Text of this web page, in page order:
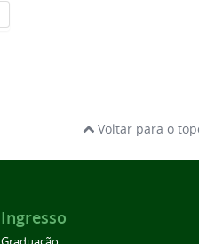
Voltar para o
Ingresso